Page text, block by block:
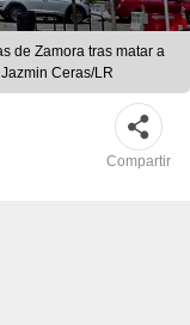
de Zamora tras matar a
Ceras/LR
Compartir